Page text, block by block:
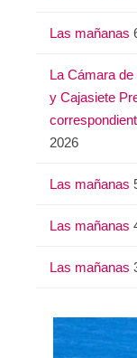
Las mañanas
La Cámara
y Cajasiete
2026
Las mañanas
Las mañanas
Las mañanas